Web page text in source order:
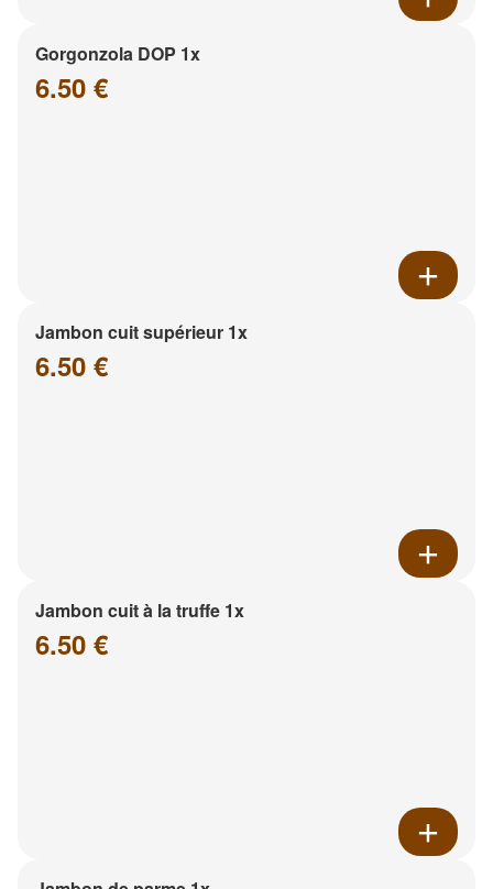
Gorgonzola DOP 1x
6.50 €
Jambon cuit supérieur 1x
6.50 €
Jambon cuit à la truffe 1x
6.50 €